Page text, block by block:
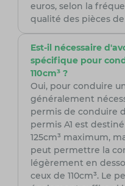
euros, selon la
qualité des pièces
Est-il nécessaire
spécifique pour
110cm³ ?
Oui, pour conduire
généralement
permis de conduire
permis A1 est
125cm³ maximum,
peut permettre la
légèrement en
ceux de 110cm³. Le